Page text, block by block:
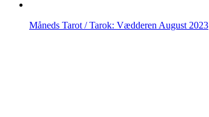
Måneds Tarot / Tarok: Vædderen August 2023